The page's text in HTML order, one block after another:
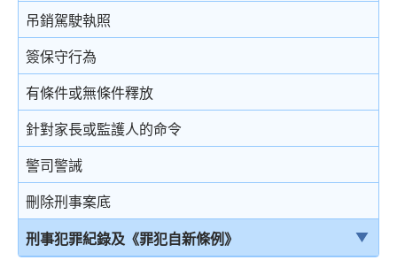
吊銷駕駛執照
簽保守行為
有條件或無條件釋放
針對家長或監護人的命令
警司警誡
刪除刑事案底
刑事犯罪紀錄及《罪犯自新條例》